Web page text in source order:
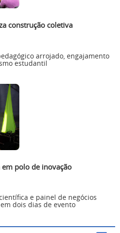
construção coletiva
arrojado, engajamento
estudantil
em polo de inovação
e painel de negócios
dois dias de evento